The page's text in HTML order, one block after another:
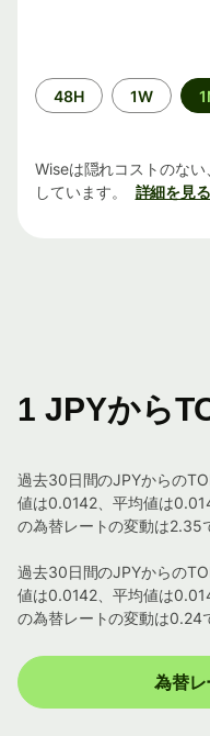
期
間
48H 1W
Wiseは隠れコストのな
しています。
詳細を見る
1 JPYから
過去30日間のJPYからの
値は0.0142、平均値は
の為替レートの変動は2.35
過去30日間のJPYからの
値は0.0142、平均値は
の為替レートの変動は0.24
為替